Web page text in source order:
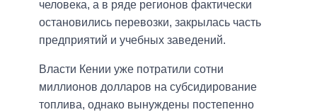
человека, а в ряде регионов фактически
остановились перевозки, закрылась часть
предприятий и учебных заведений.
Власти Кении уже потратили сотни
миллионов долларов на субсидирование
топлива, однако вынуждены постепенно